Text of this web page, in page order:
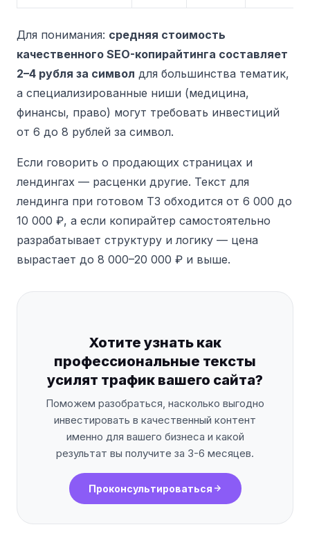
Для понимания: средняя стоимость
качественного SEO-копирайтинга составляет
2–4 рубля за символ для большинства тематик,
а специализированные ниши (медицина,
финансы, право) могут требовать инвестиций
от 6 до 8 рублей за символ.
Если говорить о продающих страницах и
лендингах — расценки другие. Текст для
лендинга при готовом ТЗ обходится от 6 000 до
10 000 ₽, а если копирайтер самостоятельно
разрабатывает структуру и логику — цена
вырастает до 8 000–20 000 ₽ и выше.
Хотите узнать как
профессиональные тексты
усилят трафик вашего сайта?
Поможем разобраться, насколько выгодно
инвестировать в качественный контент
именно для вашего бизнеса и какой
результат вы получите за 3-6 месяцев.
Проконсультироваться